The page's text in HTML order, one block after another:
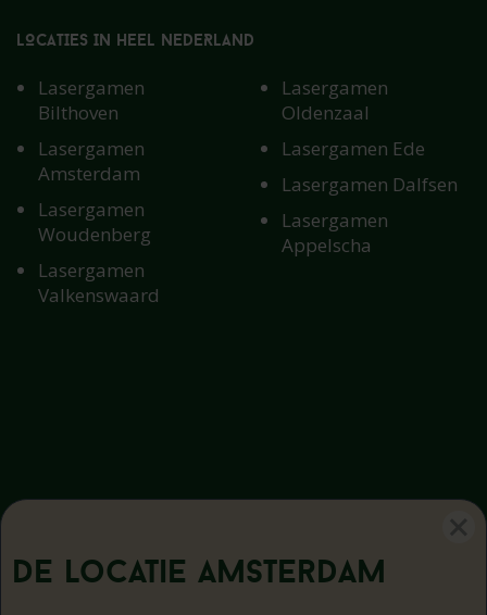
LOCATIES IN HEEL NEDERLAND
Lasergamen
Bilthoven
Lasergamen
Amsterdam
Lasergamen
Woudenberg
Lasergamen
Valkenswaard
Lasergamen
Oldenzaal
Lasergamen Ede
Lasergamen Dalfsen
Lasergamen
Appelscha
De locatie Amsterdam